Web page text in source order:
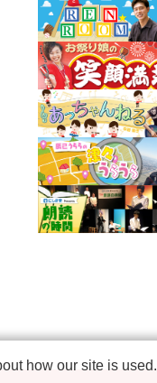
how our site is used.